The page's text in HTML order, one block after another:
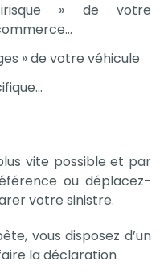
» de votre
» de votre véhicule
vite possible et par
ou déplacez-
votre sinistre.
vous disposez d’un
la déclaration